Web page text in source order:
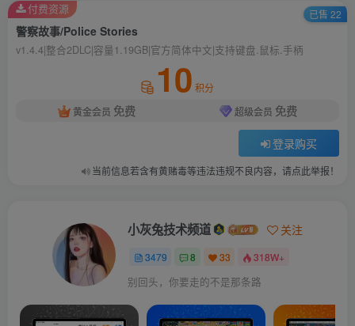
警察故事/Police Stories
v1.4.4|整合2DLC|容量1.19GB|官方简体中文|支持键盘.鼠标.手柄
10 积分
黄金会员 免费 超级会员 免费
登录购买
当前信息若含有黄赌毒等违法违规不良内容，请点此举报！
付费资源 已售 22
小灰兔技术频道 关注
3479 8 33 318W+
别回头，你要走的不是那条路